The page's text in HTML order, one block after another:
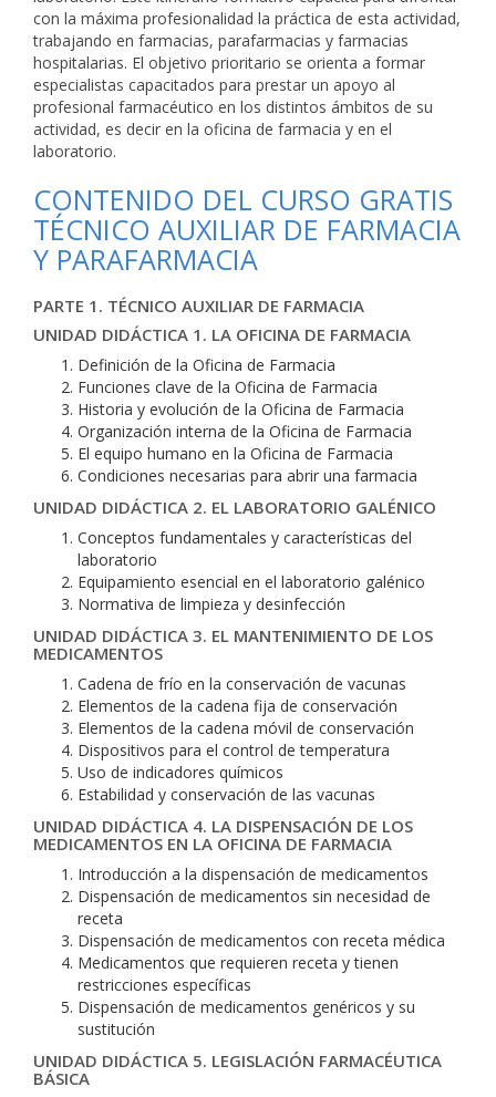
con la máxima profesionalidad la práctica de esta actividad,
trabajando en farmacias, parafarmacias y farmacias
hospitalarias. El objetivo prioritario se orienta a formar
especialistas capacitados para prestar un apoyo al
profesional farmacéutico en los distintos ámbitos de su
actividad, es decir en la oficina de farmacia y en el
laboratorio.
CONTENIDO DEL CURSO GRATIS
TÉCNICO AUXILIAR DE FARMACIA
Y PARAFARMACIA
PARTE 1. TÉCNICO AUXILIAR DE FARMACIA
UNIDAD DIDÁCTICA 1. LA OFICINA DE FARMACIA
Definición de la Oficina de Farmacia
Funciones clave de la Oficina de Farmacia
Historia y evolución de la Oficina de Farmacia
Organización interna de la Oficina de Farmacia
El equipo humano en la Oficina de Farmacia
Condiciones necesarias para abrir una farmacia
UNIDAD DIDÁCTICA 2. EL LABORATORIO GALÉNICO
Conceptos fundamentales y características del
laboratorio
Equipamiento esencial en el laboratorio galénico
Normativa de limpieza y desinfección
UNIDAD DIDÁCTICA 3. EL MANTENIMIENTO DE LOS
MEDICAMENTOS
Cadena de frío en la conservación de vacunas
Elementos de la cadena fija de conservación
Elementos de la cadena móvil de conservación
Dispositivos para el control de temperatura
Uso de indicadores químicos
Estabilidad y conservación de las vacunas
UNIDAD DIDÁCTICA 4. LA DISPENSACIÓN DE LOS
MEDICAMENTOS EN LA OFICINA DE FARMACIA
Introducción a la dispensación de medicamentos
Dispensación de medicamentos sin necesidad de
receta
Dispensación de medicamentos con receta médica
Medicamentos que requieren receta y tienen
restricciones específicas
Dispensación de medicamentos genéricos y su
sustitución
UNIDAD DIDÁCTICA 5. LEGISLACIÓN FARMACÉUTICA
BÁSICA